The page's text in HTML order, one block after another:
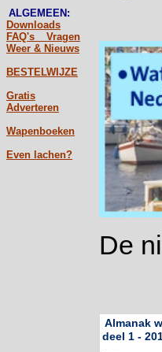
ALGEMEEN:
Downloads
FAQ's _ Vragen
Weer & Nieuws
BESTELWIJZE
Gratis
Adverteren
Wapenboeken
Even lachen?
De
Almanak
deel 1 -